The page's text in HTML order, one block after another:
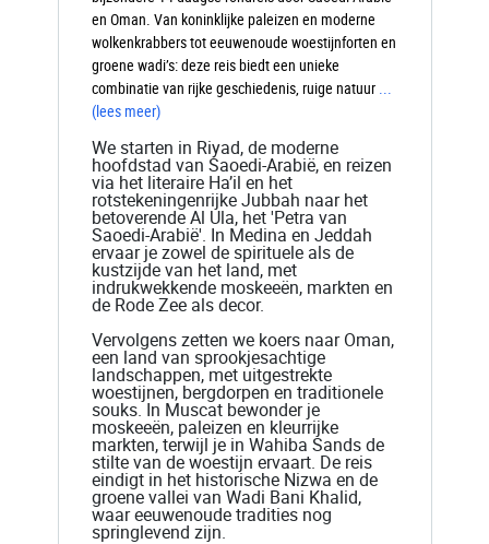
en Oman. Van koninklijke paleizen en moderne
wolkenkrabbers tot eeuwenoude woestijnforten en
groene wadi’s: deze reis biedt een unieke
combinatie van rijke geschiedenis, ruige natuur ...
(lees meer)
We starten in Riyad, de moderne
hoofdstad van Saoedi-Arabië, en reizen
via het literaire Ha’il en het
rotstekeningenrijke Jubbah naar het
betoverende Al Ula, het 'Petra van
Saoedi-Arabië'. In Medina en Jeddah
ervaar je zowel de spirituele als de
kustzijde van het land, met
indrukwekkende moskeeën, markten en
de Rode Zee als decor.
Vervolgens zetten we koers naar Oman,
een land van sprookjesachtige
landschappen, met uitgestrekte
woestijnen, bergdorpen en traditionele
souks. In Muscat bewonder je
moskeeën, paleizen en kleurrijke
markten, terwijl je in Wahiba Sands de
stilte van de woestijn ervaart. De reis
eindigt in het historische Nizwa en de
groene vallei van Wadi Bani Khalid,
waar eeuwenoude tradities nog
springlevend zijn.